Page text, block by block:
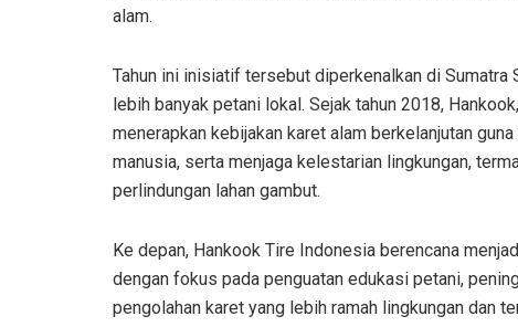
alam.
Tahun ini inisiatif tersebut diperkenalkan di Sumatra
lebih banyak petani lokal. Sejak tahun 2018,
menerapkan kebijakan karet alam berkelanjutan
manusia, serta menjaga kelestarian lingkungan,
perlindungan lahan gambut.
Ke depan, Hankook Tire Indonesia berencana
dengan fokus pada penguatan edukasi petani,
pengolahan karet yang lebih ramah lingkungan dan